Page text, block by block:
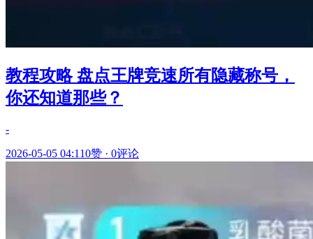
教程攻略 盘点王牌竞速所有隐藏称号，
你还知道那些？
-
2026-05-05 04:110赞 · 0评论